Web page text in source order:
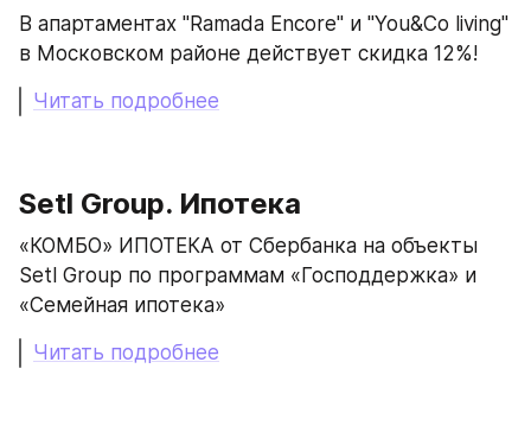
В апартаментах "Ramada Encore" и "You&Co living"
в Московском районе действует скидка 12%!
Читать подробнее
Setl Group. Ипотека
«КОМБО» ИПОТЕКА от Сбербанка на объекты
Setl Group по программам «Господдержка» и
«Семейная ипотека»
Читать подробнее